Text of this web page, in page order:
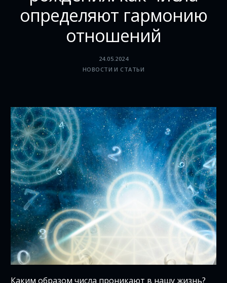
определяют гармонию
отношений
24.05.2024
НОВОСТИ И СТАТЬИ
Каким образом числа проникают в нашу жизнь?